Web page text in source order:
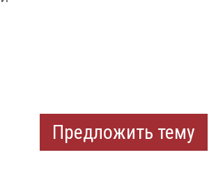
Предложить тему